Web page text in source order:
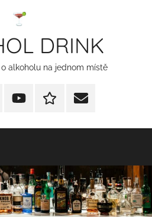
DRINK
alkoholu na jednom místě
YT
Redakční
E-